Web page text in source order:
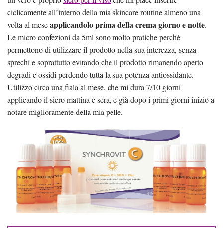
ciclicamente all’interno della mia skincare routine almeno una
volta al meseapplicandolo prima della crema giorno e notte.
Le micro confezioni da 5ml sono molto pratiche perchè
permettono di utilizzare il prodotto nella sua interezza, senza
sprechi e soprattutto evitando che il prodotto rimanendo aperto
degradi e ossidi perdendo tutta la sua potenza antiossidante.
Utilizzo circa una fiala al mese, che mi dura 7/10 giorni
applicando il siero mattina e sera, e già dopo i primi giorni inizio a
notare miglioramente della mia pelle.